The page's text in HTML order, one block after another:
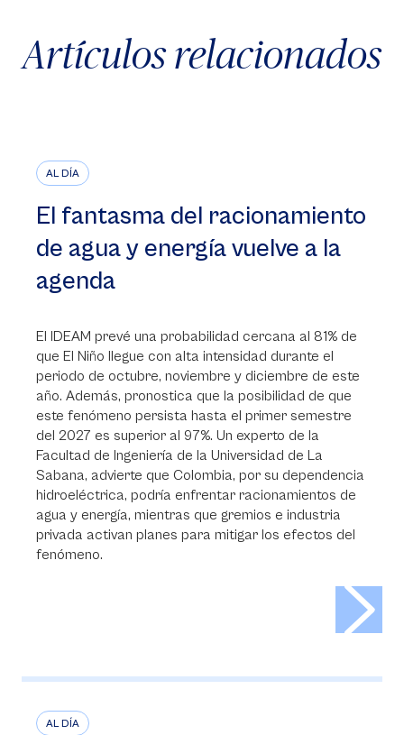
Artículos relacionados
AL DÍA
El fantasma del racionamiento
de agua y energía vuelve a la
agenda
El IDEAM prevé una probabilidad cercana al 81% de
que El Niño llegue con alta intensidad durante el
periodo de octubre, noviembre y diciembre de este
año. Además, pronostica que la posibilidad de que
este fenómeno persista hasta el primer semestre
del 2027 es superior al 97%. Un experto de la
Facultad de Ingeniería de la Universidad de La
Sabana, advierte que Colombia, por su dependencia
hidroeléctrica, podría enfrentar racionamientos de
agua y energía, mientras que gremios e industria
privada activan planes para mitigar los efectos del
fenómeno.
AL DÍA